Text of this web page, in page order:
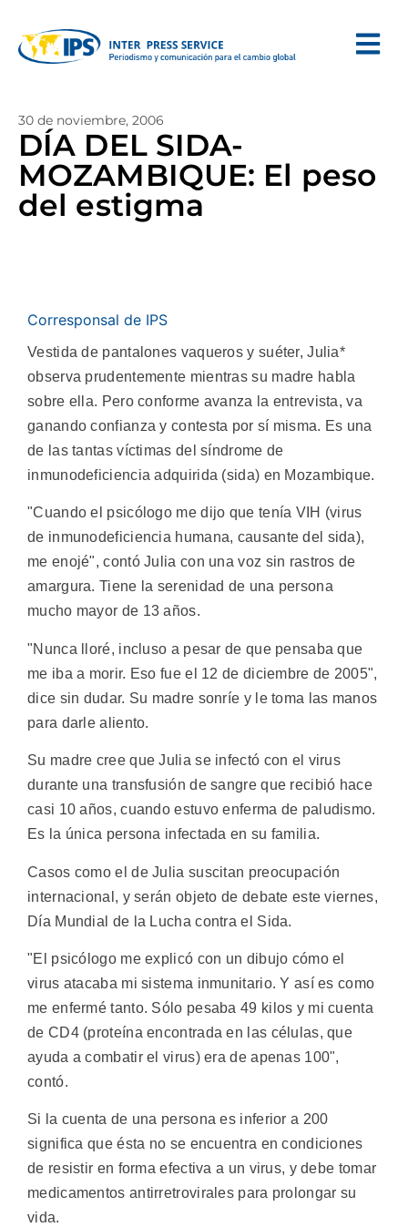
30 de noviembre, 2006
DÍA DEL SIDA-
MOZAMBIQUE: El peso
del estigma
Corresponsal de IPS
Vestida de pantalones vaqueros y suéter, Julia*
observa prudentemente mientras su madre habla
sobre ella. Pero conforme avanza la entrevista, va
ganando confianza y contesta por sí misma. Es una
de las tantas víctimas del síndrome de
inmunodeficiencia adquirida (sida) en Mozambique.
"Cuando el psicólogo me dijo que tenía VIH (virus
de inmunodeficiencia humana, causante del sida),
me enojé", contó Julia con una voz sin rastros de
amargura. Tiene la serenidad de una persona
mucho mayor de 13 años.
"Nunca lloré, incluso a pesar de que pensaba que
me iba a morir. Eso fue el 12 de diciembre de 2005",
dice sin dudar. Su madre sonríe y le toma las manos
para darle aliento.
Su madre cree que Julia se infectó con el virus
durante una transfusión de sangre que recibió hace
casi 10 años, cuando estuvo enferma de paludismo.
Es la única persona infectada en su familia.
Casos como el de Julia suscitan preocupación
internacional, y serán objeto de debate este viernes,
Día Mundial de la Lucha contra el Sida.
"El psicólogo me explicó con un dibujo cómo el
virus atacaba mi sistema inmunitario. Y así es como
me enfermé tanto. Sólo pesaba 49 kilos y mi cuenta
de CD4 (proteína encontrada en las células, que
ayuda a combatir el virus) era de apenas 100",
contó.
Si la cuenta de una persona es inferior a 200
significa que ésta no se encuentra en condiciones
de resistir en forma efectiva a un virus, y debe tomar
medicamentos antirretrovirales para prolongar su
vida.